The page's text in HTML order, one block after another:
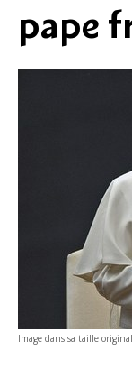
pape
Image dans sa taille